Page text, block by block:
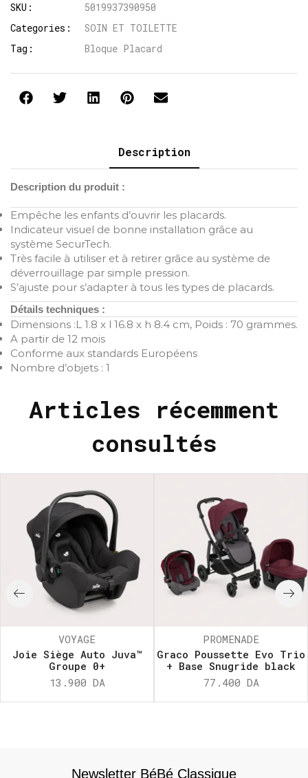
SKU:
5019937390950
Categories:
SOIN ET TOILETTE
Tag:
Bloque Placard
Description
Description du produit :
Empêche les enfants d’ouvrir les placards.
Indicateur visuel de bonne installation grâce au
système SecurTech.
Très facile à utiliser et à retirer grâce au système de
déverrouillage par simple pression.
S’ajuste pour s’adapter à tous les types de placards.
Détails techniques :
Dimensions :‎‎L 1.8 x l 16.8 x h 8.4 cm, Poids : 70 grammes.
A partir de 12 mois
Conforme aux standards Européens
Nombre d’objets : 1
Articles récemment
consultés
VOYAGE
Joie Siège Auto Juva™
Groupe 0+
13.900 DA
PROMENADE
Graco Poussette Evo Trio
+ Base Snugride black
77.400 DA
Newsletter BéBé Classique